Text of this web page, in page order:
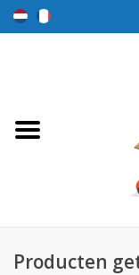
Speelgoed
Producten